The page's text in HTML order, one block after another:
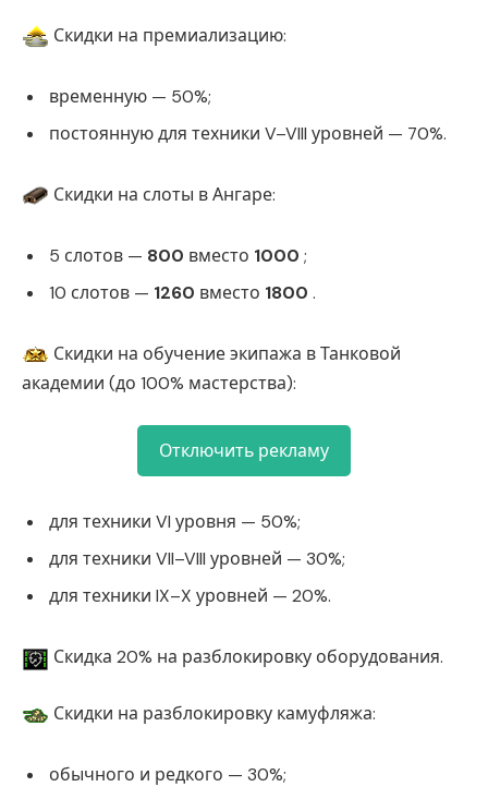
Скидки на премиализацию:
временную — 50%;
постоянную для техники V–VIII уровней — 70%.
Скидки на слоты в Ангаре:
5 слотов — 800 вместо 1000 ;
10 слотов — 1260 вместо 1800 .
Скидки на обучение экипажа в Танковой
академии (до 100% мастерства):
Отключить рекламу
для техники VI уровня — 50%;
для техники VII–VIII уровней — 30%;
для техники IX–X уровней — 20%.
Скидка 20% на разблокировку оборудования.
Скидки на разблокировку камуфляжа:
обычного и редкого — 30%;